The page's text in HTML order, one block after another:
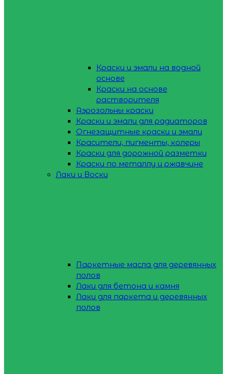
Краски и эмали на водной
основе
Краски на основе
растворителя
Аэрозольны краски
Краски и эмали для радиаторов
Огнезащитные краски и эмали
Красители, пигменты, колеры
Краски для дорожной разметки
Краски по металлу и ржавчине
Лаки и Воски
Паркетные масла для деревянных
полов
Лаки для бетона и камня
Лаки для паркета и деревянных
полов